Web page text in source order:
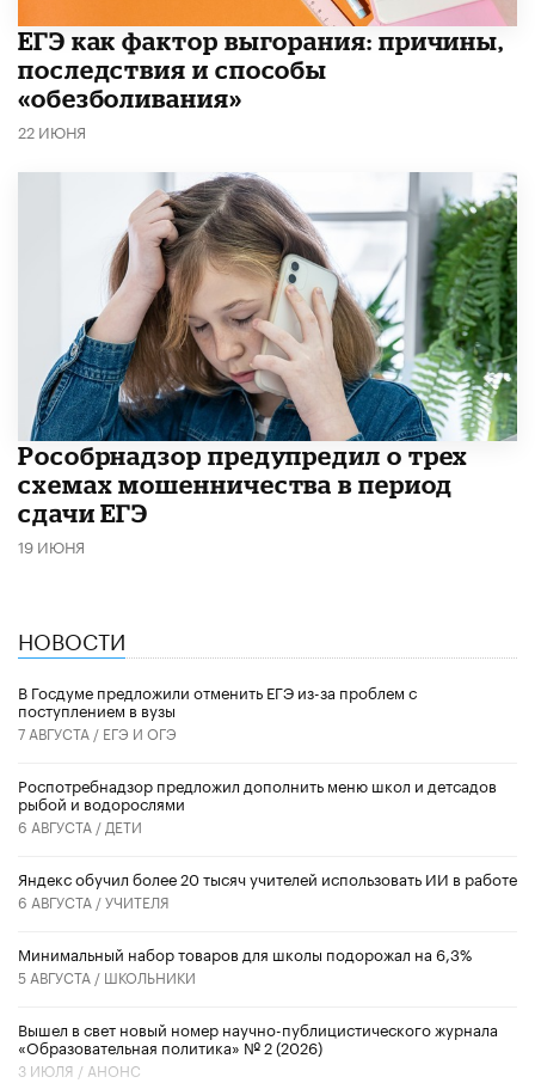
​ЕГЭ как фактор выгорания: причины,
последствия и способы
«обезболивания»
22 ИЮНЯ
Рособрнадзор предупредил о трех
схемах мошенничества в период
сдачи ЕГЭ
19 ИЮНЯ
НОВОСТИ
В Госдуме предложили отменить ЕГЭ из-за проблем с
поступлением в вузы
7 АВГУСТА / ЕГЭ И ОГЭ
Роспотребнадзор предложил дополнить меню школ и детсадов
рыбой и водорослями
6 АВГУСТА / ДЕТИ
​Яндекс обучил более 20 тысяч учителей использовать ИИ в работе
6 АВГУСТА /УЧИТЕЛЯ
Минимальный набор товаров для школы подорожал на 6,3%
5 АВГУСТА / ШКОЛЬНИКИ
Вышел в свет новый номер научно-публицистического журнала
«Образовательная политика» № 2 (2026)
3 ИЮЛЯ / АНОНС